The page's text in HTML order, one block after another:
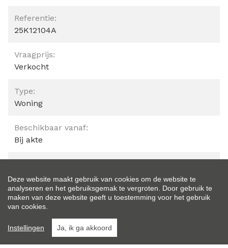
Referentie:
25K12104A
Vraagprijs:
Verkocht
Type:
Woning
Beschikbaar vanaf:
Bij akte
Stad centrum
Perceeloppervlakte:
Perceelbreedte:
Deze website maakt gebruik van cookies om de website te
analyseren en het gebruiksgemak te vergroten. Door gebruik te
maken van deze website geeft u toestemming voor het gebruik
van cookies.
Instellingen Ja, ik ga akkoord